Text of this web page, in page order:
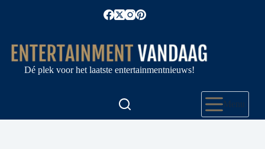
Dé plek voor het laatste entertainmentnieuws!
Menu